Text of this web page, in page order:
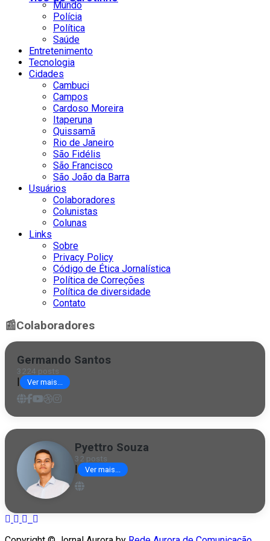
Mundo
Polícia
Política
Saúde
Entretenimento
Tecnologia
Cidades
Cambuci
Campos
Cardoso Moreira
Itaperuna
Quissamã
Rio de Janeiro
São Fidélis
São Francisco
São João da Barra
Usuários
Colaboradores
Colunistas
Colunas
Links
Sobre
Privacy Policy
Código de Ética Jornalística
Política de Correções
Política de diversidade
Contato
📰Colaboradores
Germando Santos
3224 posts
Ver mais...
Pyettro Souza
32 posts
Ver mais...